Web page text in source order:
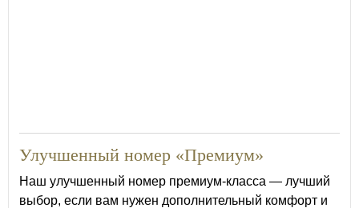
Улучшенный номер «Премиум»
Наш улучшенный номер премиум-класса — лучший
выбор, если вам нужен дополнительный комфорт и